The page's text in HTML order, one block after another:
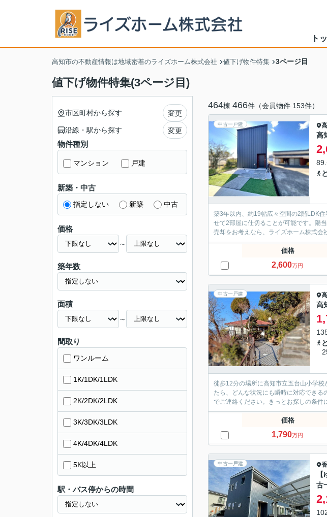
ト
高知市の不動産情報は地域密着のライズホーム株式会社 値下げ物件特集 3ページ目
値下げ物件特集(3ページ目)
464棟 466件（会員物件 153件）
中古一戸建
高
築3年以内、約19帖広々空間の2階LDK
せて2部屋に仕切ることが可能です。陽
売却をお考えなら、ライズホーム株式会
価格
2,600万円
中古一戸建
高
徒歩12分の場所に高知市立五台山小学
たら、どんな状況にも瞬時に対応でき
でご連絡ください。きっとお探しの条
価格
1,790万円
中古一戸建
古
市区町村から探す 変更
沿線・駅から探す 変更
物件種別
マンション 戸建
新築・中古
指定しない 新築 中古
価格
～
築年数
面積
～
間取り
ワンルーム
1K/1DK/1LDK
2K/2DK/2LDK
3K/3DK/3LDK
4K/4DK/4LDK
5K以上
駅・バス停からの時間